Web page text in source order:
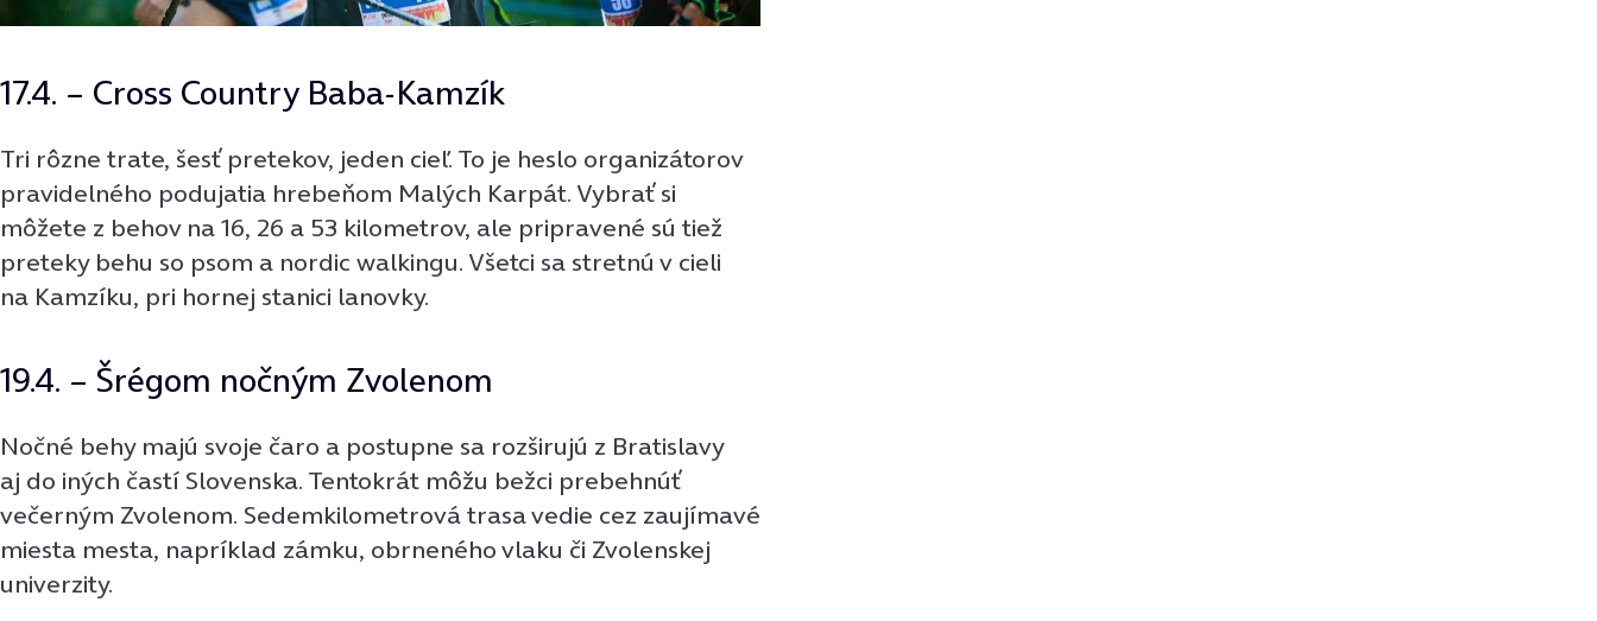
17.4. – Cross Country Baba-Kamzík
Tri rôzne trate, šesť pretekov, jeden cieľ. To je heslo organizátorov
pravidelného podujatia hrebeňom Malých Karpát. Vybrať si
môžete z behov na 16, 26 a 53 kilometrov, ale pripravené sú tiež
preteky behu so psom a nordic walkingu. Všetci sa stretnú v cieli
na Kamzíku, pri hornej stanici lanovky.
19.4. – Šrégom nočným Zvolenom
Nočné behy majú svoje čaro a postupne sa rozširujú z Bratislavy
aj do iných častí Slovenska. Tentokrát môžu bežci prebehnúť
večerným Zvolenom. Sedemkilometrová trasa vedie cez zaujímavé
miesta mesta, napríklad zámku, obrneného vlaku či Zvolenskej
univerzity.